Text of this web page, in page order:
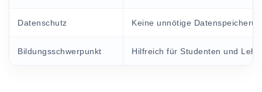
Datenschutz Keine unnötige
Bildungsschwerpunkt Hilfreich für Studenten und